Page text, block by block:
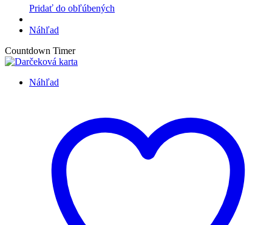
Pridať do obľúbených
Náhľad
Countdown Timer
Náhľad